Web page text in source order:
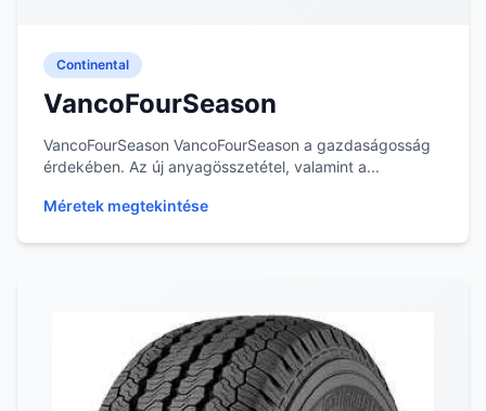
Continental
VancoFourSeason
VancoFourSeason VancoFourSeason a gazdaságosság
érdekében. Az új anyagösszetétel, valamint a...
Méretek megtekintése